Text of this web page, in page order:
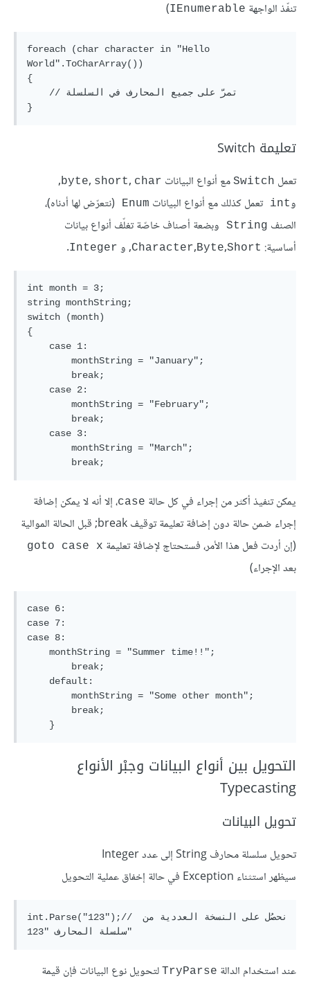
تنفّذ الواجهة IEnumerable
)
foreach (char character in "Hello
World".ToCharArray())
{
تعليمة Switch
تعمل Switch مع أنواع البيانات byte, short, char
,
وint تعمل كذلك مع أنواع البيانات Enum
(نتعرّض لها أدناه)،
الصنف String
وبضعة أصناف خاصّة تغلّف أنواع بيانات
أساسية:
Character,Byte,Short , و Integer
.
int month = 3;
string monthString;
switch (month)
{
يمكن تنفيذ أكثر من إجراء في كل حالة case، إلا أنه لا يمكن إضافة
إجراء ضمن حالة دون إضافة تعليمة توقيف break; قبل الحالة الموالية
(إن أردت فعل هذا الأمر، فستحتاج لإضافة تعليمة goto case x
بعد الإجراء)
case 6:
case 7:
case 8:
التحويل بين أنواع البيانات وجبْر الأنواع
Typecasting
تحويل البيانات
تحويل سلسلة محارف String إلى عدد Integer
سيظهر استثناء Exception في حالة إخفاق عملية التحويل
int.Parse("123");// نحصُل على النسخة العددية من
عند استخدام الدالة TryParse لتحويل نوع البيانات فإن قيمة